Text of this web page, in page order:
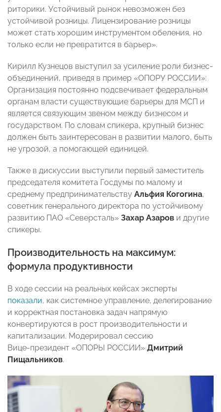
риторики. Устойчивый рынок невозможен без
устойчивой розницы. Лицензирование розницы
может стать хорошим инструментом обеления, но
только если не превратится в барьер».
Кирилл Кузнецов выступил за усиление роли бизнес-
объединений, приведя в пример «ОПОРУ РОССИИ»:
Организация постоянно подсвечивает федеральным
органам власти существующие барьеры для МСП и
является связующим звеном между бизнесом и
государством. По словам спикера, крупный бизнес
должен быть заинтересован в развитии малого, быть
не угрозой, а помогающей единицей.
Также в дискуссии выступили первый заместитель
председателя комитета Госдумы по малому и
среднему предпринимательству Альфия Когогина,
советник генерального директора по устойчивому
развитию ПАО «Северсталь» Захар Азаров и другие
спикеры.
Производительность на максимум:
формула продуктивности
В ходе сессии на реальных кейсах эксперты
показали, как системное управление, делегирование
и корректная постановка задач напрямую
конвертируются в рост производительности и
капитализации. Модерировал сессию
Вице‑президент «ОПОРЫ РОССИИ» Дмитрий
Пищальников.